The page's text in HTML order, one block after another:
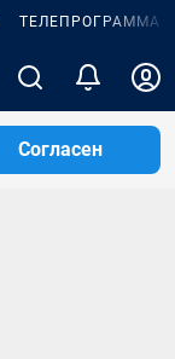
ТЕЛЕПРОГРАММА
Согласен